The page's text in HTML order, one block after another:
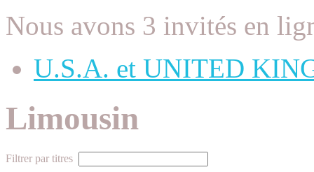
Nous avons 3 invités en
U.S.A. et UNITED
Limousin
Filtrer par titres